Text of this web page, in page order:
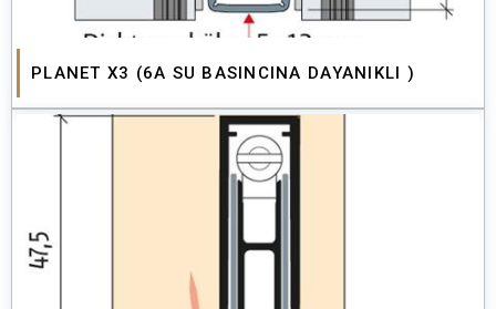
PLANET X3 (6A SU BASINCINA DAYANIKLI )